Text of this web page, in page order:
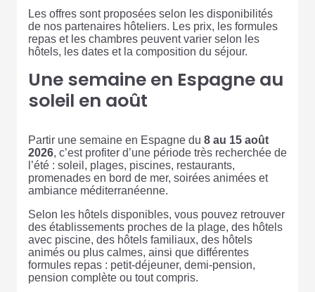
Les offres sont proposées selon les disponibilités
de nos partenaires hôteliers. Les prix, les formules
repas et les chambres peuvent varier selon les
hôtels, les dates et la composition du séjour.
Une semaine en Espagne au
soleil en août
Partir une semaine en Espagne du 8 au 15 août
2026, c’est profiter d’une période très recherchée de
l’été : soleil, plages, piscines, restaurants,
promenades en bord de mer, soirées animées et
ambiance méditerranéenne.
Selon les hôtels disponibles, vous pouvez retrouver
des établissements proches de la plage, des hôtels
avec piscine, des hôtels familiaux, des hôtels
animés ou plus calmes, ainsi que différentes
formules repas : petit-déjeuner, demi-pension,
pension complète ou tout compris.